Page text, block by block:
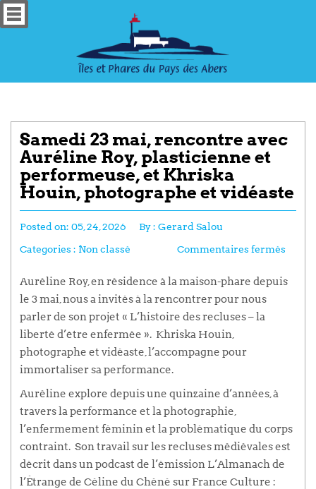
Samedi 23 mai, rencontre avec
Auréline Roy, plasticienne et
performeuse, et Khriska
Houin, photographe et vidéaste
Posted on: 05, 24, 2026 By : Gerard Salou
Categories : Non classé Commentaires fermés
Auréline Roy, en résidence à la maison-phare depuis
le 3 mai, nous a invités à la rencontrer pour nous
parler de son projet « L’histoire des recluses – la
liberté d’être enfermée ». Khriska Houin,
photographe et vidéaste, l’accompagne pour
immortaliser sa performance.
Auréline explore depuis une quinzaine d’années, à
travers la performance et la photographie,
l’enfermement féminin et la problématique du corps
contraint. Son travail sur les recluses médiévales est
décrit dans un podcast de l’émission L’Almanach de
l’Étrange de Céline du Chéné sur France Culture :